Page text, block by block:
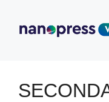
contenuto